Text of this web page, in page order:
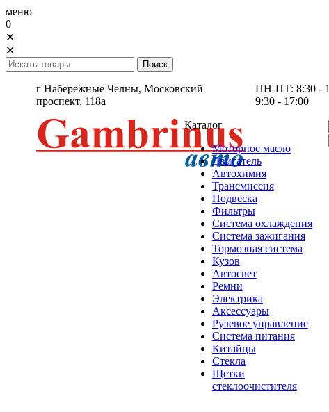
меню
0
✕
✕
г Набережные Челны, Московский
проспект, 118а
ПН-ПТ: 8:30 -
9:30 - 17:00
Каталог
Моторное масло
Двигатель
Автохимия
Трансмиссия
Подвеска
Фильтры
Система охлаждения
Система зажигания
Тормозная система
Кузов
Автосвет
Ремни
Электрика
Аксессуары
Рулевое управление
Система питания
Китайцы
Стекла
Щетки
стеклоочистителя